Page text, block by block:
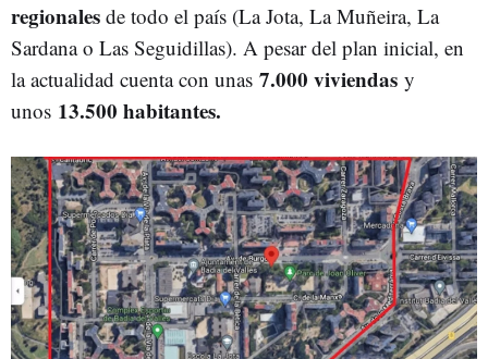
regionales de todo el país (La Jota, La Muñeira, La
Sardana o Las Seguidillas). A pesar del plan inicial, en
la actualidad cuenta con unas 7.000 viviendas y
unos 13.500 habitantes.